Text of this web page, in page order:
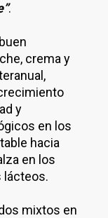
.
crema y
y
en los
hacia
en los
lácteos.
mixtos en